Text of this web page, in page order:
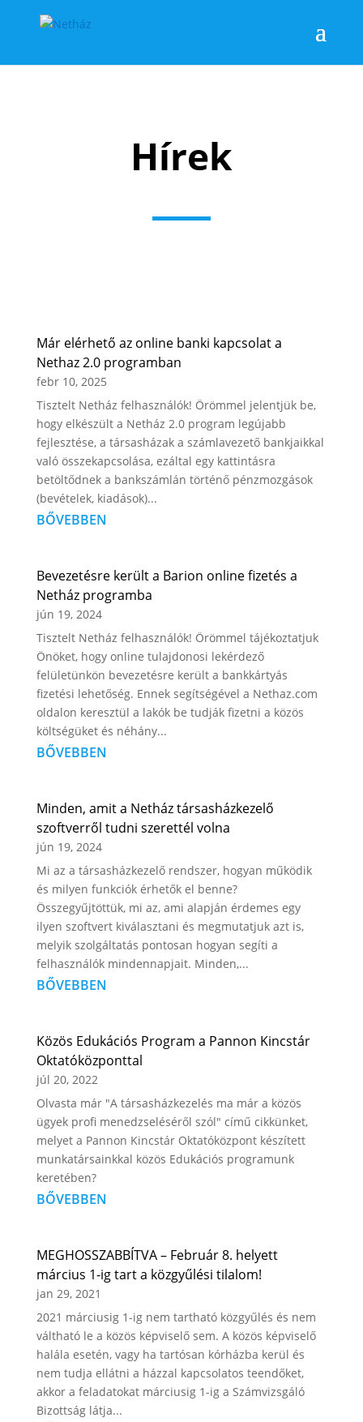
Hírek
Már elérhető az online banki kapcsolat a
Nethaz 2.0 programban
febr 10, 2025
Tisztelt Netház felhasználók! Örömmel jelentjük be,
hogy elkészült a Netház 2.0 program legújabb
fejlesztése, a társasházak a számlavezető bankjaikkal
való összekapcsolása, ezáltal egy kattintásra
betöltődnek a bankszámlán történő pénzmozgások
(bevételek, kiadások)...
BŐVEBBEN
Bevezetésre került a Barion online fizetés a
Netház programba
jún 19, 2024
Tisztelt Netház felhasználók! Örömmel tájékoztatjuk
Önöket, hogy online tulajdonosi lekérdező
felületünkön bevezetésre került a bankkártyás
fizetési lehetőség. Ennek segítségével a Nethaz.com
oldalon keresztül a lakók be tudják fizetni a közös
költségüket és néhány...
BŐVEBBEN
Minden, amit a Netház társasházkezelő
szoftverről tudni szerettél volna
jún 19, 2024
Mi az a társasházkezelő rendszer, hogyan működik
és milyen funkciók érhetők el benne?
Összegyűjtöttük, mi az, ami alapján érdemes egy
ilyen szoftvert kiválasztani és megmutatjuk azt is,
melyik szolgáltatás pontosan hogyan segíti a
felhasználók mindennapjait. Minden,...
BŐVEBBEN
Közös Edukációs Program a Pannon Kincstár
Oktatóközponttal
júl 20, 2022
Olvasta már "A társasházkezelés ma már a közös
ügyek profi menedzseléséről szól" című cikkünket,
melyet a Pannon Kincstár Oktatóközpont készített
munkatársainkkal közös Edukációs programunk
keretében?
BŐVEBBEN
MEGHOSSZABBÍTVA – Február 8. helyett
március 1-ig tart a közgyűlési tilalom!
jan 29, 2021
2021 márciusig 1-ig nem tartható közgyűlés és nem
váltható le a közös képviselő sem. A közös képviselő
halála esetén, vagy ha tartósan kórházba kerül és
nem tudja ellátni a házzal kapcsolatos teendőket,
akkor a feladatokat márciusig 1-ig a Számvizsgáló
Bizottság látja...